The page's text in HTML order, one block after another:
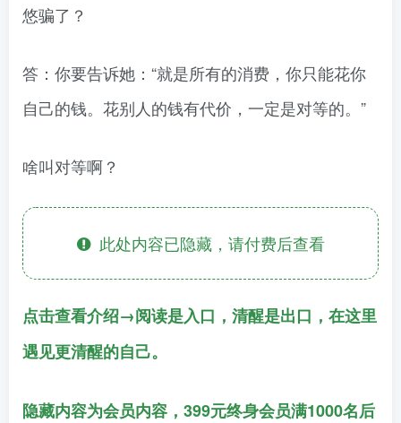
悠骗了？
答：你要告诉她：“就是所有的消费，你只能花你
自己的钱。花别人的钱有代价，一定是对等的。”
啥叫对等啊？
此处内容已隐藏，请付费后查看
点击查看介绍→阅读是入口，清醒是出口，在这里
遇见更清醒的自己。
隐藏内容为会员内容，399元终身会员满1000名后